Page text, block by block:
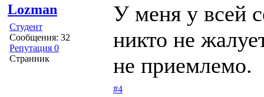
Lozman
Студент
Сообщения: 32
Репутация 0
Странник
У меня у всей
никто не
не приемлемо.
#4